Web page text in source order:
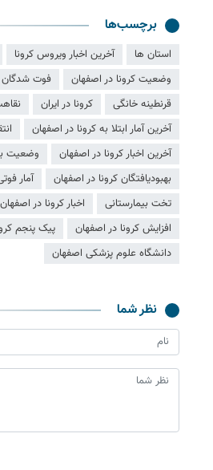
برچسب‌ها
استان ها آخرین اخبار ویروس کرونا
وضعیت کرونا در اصفهان
فوت شدگان
قرنطینه خانگی
کرونا در ایران
آخرین آمار ابتلا به کرونا در اصفهان
آخرین اخبار کرونا در اصفهان
وضعیت
بهبودیافتگان کرونا در اصفهان
آمار
تخت بیمارستانی
اخبار کرونا در اصفهان
افزایش کرونا در اصفهان
پیک پنجم
دانشگاه علوم پزشکی اصفهان
نظر شما